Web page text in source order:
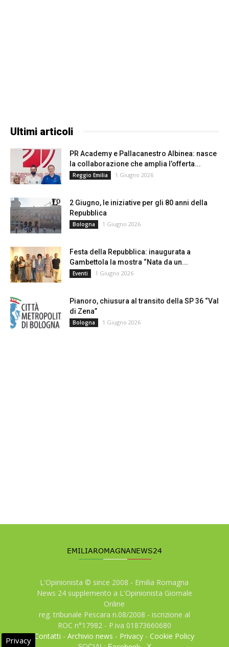
Ultimi articoli
PR Academy e Pallacanestro Albinea: nasce
la collaborazione che amplia l’offerta...
Reggio Emilia 1 Giugno 2026
2 Giugno, le iniziative per gli 80 anni della
Repubblica
Bologna 1 Giugno 2026
Festa della Repubblica: inaugurata a
Gambettola la mostra “Nata da un...
Eventi 1 Giugno 2026
Pianoro, chiusura al transito della SP 36 “Val
di Zena”
Bologna 1 Giugno 2026
L'Opinionista © since 2008 - Emilia Romagna
News 24 supplemento a L'Opinionista Giornale
Online
reg. tribunale Pescara n.08/2008 - iscrizione al
ROC n°17982 - P.iva 01873660680
Contatti -Archivio news - Privacy -Cookie Policy
Privacy